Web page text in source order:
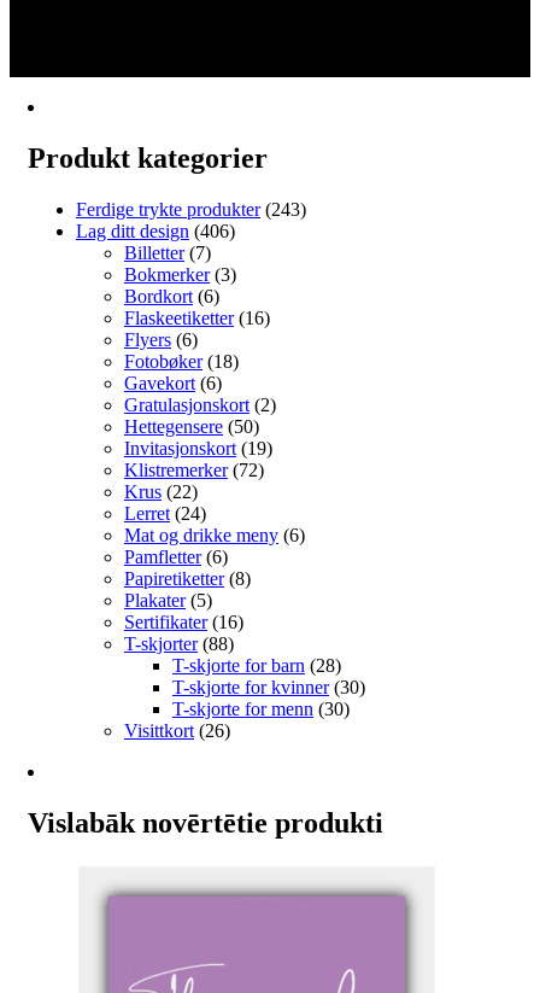
produktsiden
Produkt kategorier
Ferdige trykte produkter (243)
Lag ditt design (406)
Billetter (7)
Bokmerker (3)
Bordkort (6)
Flaskeetiketter (16)
Flyers (6)
Fotobøker (18)
Gavekort (6)
Gratulasjonskort (2)
Hettegensere (50)
Invitasjonskort (19)
Klistremerker (72)
Krus (22)
Lerret (24)
Mat og drikke meny (6)
Pamfletter (6)
Papiretiketter (8)
Plakater (5)
Sertifikater (16)
T-skjorter (88)
T-skjorte for barn (28)
T-skjorte for kvinner (30)
T-skjorte for menn (30)
Visittkort (26)
Vislabāk novērtētie produkti